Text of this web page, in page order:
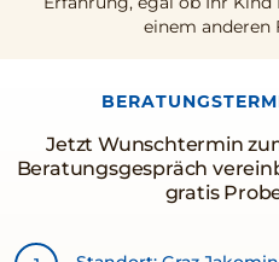
einem anderen
Jetzt Wunschtermin
Beratungsgespräch
gratis